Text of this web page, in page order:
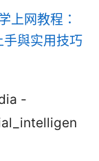
上网教程：
與实用技巧
-